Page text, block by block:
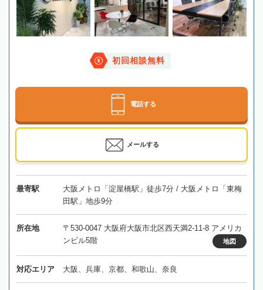
初回相談無料
電話する
メールする
最寄駅
大阪メトロ「淀屋橋駅」徒歩7分 / 大阪メトロ「東梅
田駅」地歩9分
所在地
〒530-0047 大阪府大阪市北区西天満2-11-8 アメリカ
ンビル5階
地図
対応エリア 大阪、兵庫、京都、和歌山、奈良